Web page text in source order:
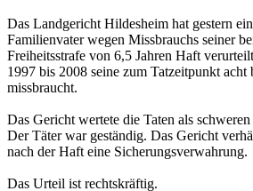
Das Landgericht Hildesheim hat gestern
Familienvater wegen Missbrauchs seiner
Freiheitsstrafe von 6,5 Jahren Haft
1997 bis 2008 seine zum Tatzeitpunkt
missbraucht.
Das Gericht wertete die Taten als
Der Täter war geständig. Das Gericht
nach der Haft eine Sicherungsverwahrung.
Das Urteil ist rechtskräftig.